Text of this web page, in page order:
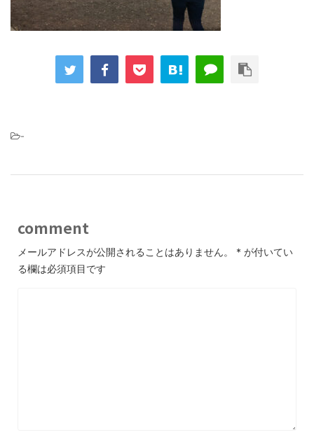
-
comment
メールアドレスが公開されることはありません。 * が付いてい
る欄は必須項目です